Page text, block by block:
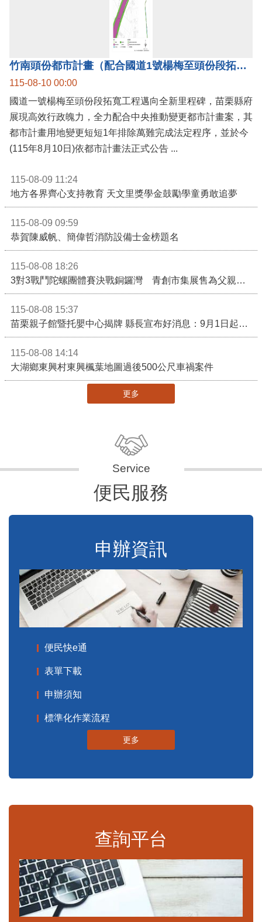
竹南頭份都市計畫（配合國道1號楊梅至頭份段拓寬工程）案公告實施，國道1號楊梅至頭份黃金廊帶加速啟動！
115-08-10 00:00
國道一號楊梅至頭份段拓寬工程邁向全新里程碑，苗栗縣府
展現高效行政魄力，全力配合中央推動變更都市計畫案，其
都市計畫用地變更短短1年排除萬難完成法定程序，並於今
(115年8月10日)依都市計畫法正式公告 ...
115-08-09 11:24
地方各界齊心支持教育 天文里獎學金鼓勵學童勇敢追夢
115-08-09 09:59
恭賀陳威帆、簡偉哲消防設備士金榜題名
115-08-08 18:26
3對3戰鬥陀螺團體賽決戰銅鑼灣 青創市集展售為父親節增添繽紛
115-08-08 15:37
苗栗親子館暨托嬰中心揭牌 縣長宣布好消息：9月1日起調降臨時托嬰費用
115-08-08 14:14
大湖鄉東興村東興楓葉地圖過後500公尺車禍案件
更多
便民服務
申辦資訊
便民快e通
表單下載
申辦須知
標準化作業流程
更多
查詢平台